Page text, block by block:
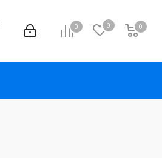
0 0 0